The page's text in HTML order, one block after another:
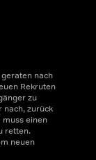
nach
Rekruten
zu
nach, zurück
muss einen
retten.
neuen